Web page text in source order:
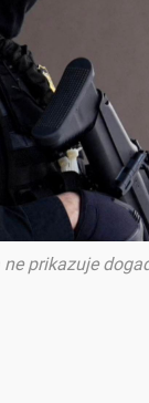
prikazuje